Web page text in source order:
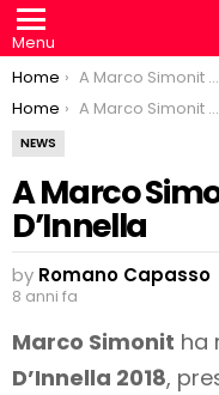
Menu
You are here:
Home
A Marco Simonit il Premio Michele D’Innella
You are here:
Home A Marco Simonit il Premio Michele D’Innella
NEWS
A Marco
D’Innella
by Romano Capasso
8 anni fa
Marco Simonit ha
D’Innella 2018,